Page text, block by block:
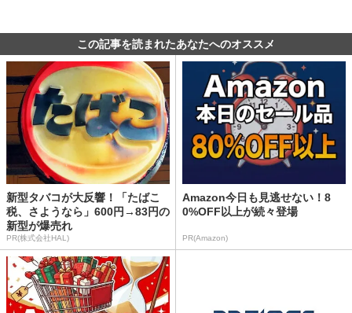
この記事を読まれたあなたへのオススメ
新型タバコが大反響！「たばこ
税、さようなら」600円→83円の
新型が爆売れ
PR(株式会社HAL)
Amazon今日も見逃せない！8
0%OFF以上が続々登場
PR(Amazon)